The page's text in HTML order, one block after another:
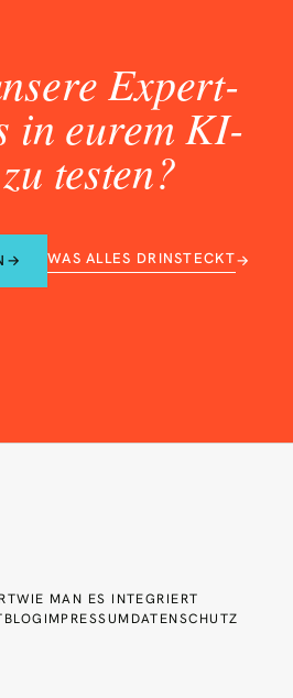
Expert-
in eurem KI-
testen?
→ WAS ALLES DRINSTECKT→
WIE MAN ES INTEGRIERT
BLOG IMPRESSUMDATENSCHUTZ